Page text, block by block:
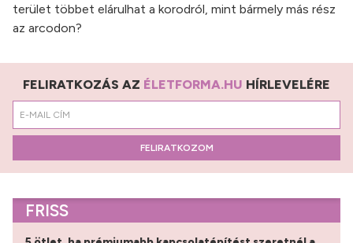
terület többet elárulhat a korodról, mint bármely más rész
az arcodon?
FELIRATKOZÁS AZ ÉLETFORMA.HU HÍRLEVELÉRE
FELIRATKOZOM
FRISS